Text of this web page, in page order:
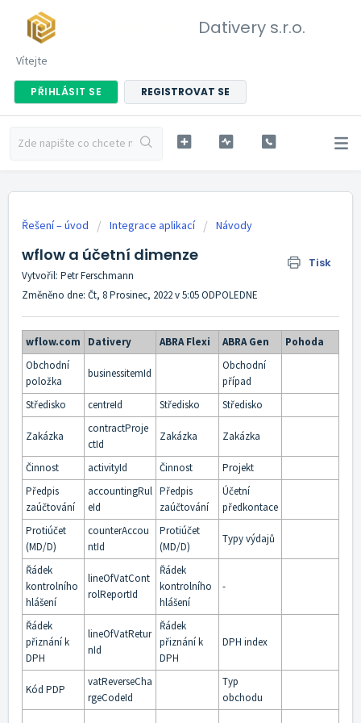
Dativery s.r.o.
Vítejte
PŘIHLÁSIT SE REGISTROVAT SE
Řešení – úvod Integrace aplikací Návody
wflow a účetní dimenze Tisk
Vytvořil: Petr Ferschmann
Změněno dne: Čt, 8 Prosinec, 2022 v 5:05 ODPOLEDNE
wflow.com Dativery ABRA Flexi ABRA Gen
Pohoda
Obchodní
položka
businessitemId
Obchodní
případ
Středisko
centreId Středisko Středisko
Zakázka
contractProje
ctId
Zakázka Zakázka
Činnost activityId Činnost
Projekt
Předpis
zaúčtování
accountingRul
eId
Předpis
zaúčtování
Účetní
předkontace
Protiúčet
(MD/D)
counterAccou
ntId
Protiúčet
(MD/D)
Typy výdajů
Řádek
kontrolního
hlášení
lineOfVatCont
rolReportId
Řádek
kontrolního
hlášení
-
Řádek
přiznání k
DPH
lineOfVatRetur
nId
Řádek
přiznání k
DPH
DPH index
Kód PDP
vatReverseCha
rgeCodeId
Typ
obchodu